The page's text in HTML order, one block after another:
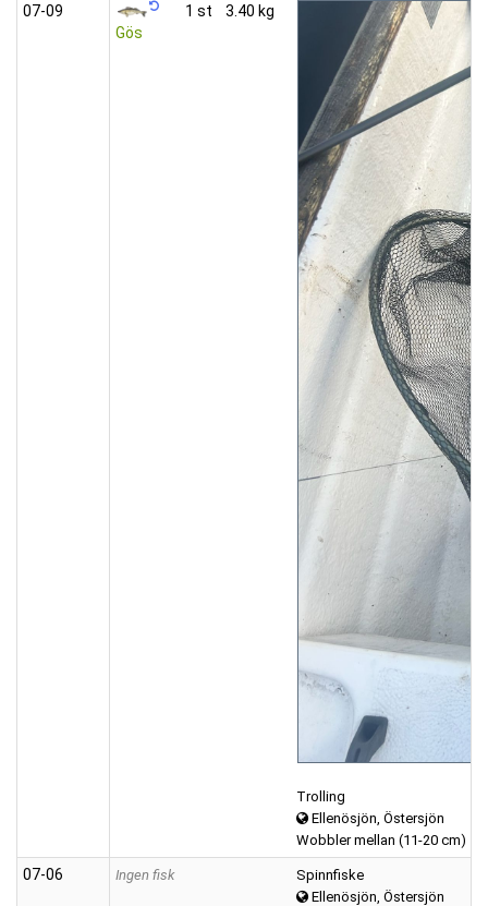
07‑09
Gös
1 st 3.40 kg
Trolling
Ellenösjön, Östersjön
Wobbler mellan (11-20 cm)
07‑06 Ingen fisk
Spinnfiske
Ellenösjön, Östersjön